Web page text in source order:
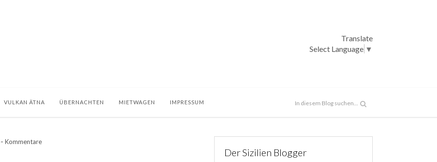
Translate
Select Language ▼
VULKAN ÄTNA ÜBERNACHTEN MIETWAGEN IMPRESSUM
- Kommentare
Der Sizilien Blogger